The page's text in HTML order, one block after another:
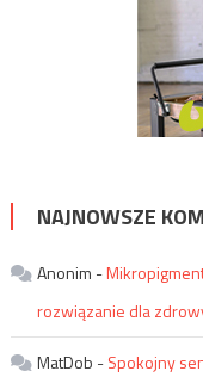
NAJNOWSZE
Anonim -
rozwiązanie dla
MatDob -Spokojny